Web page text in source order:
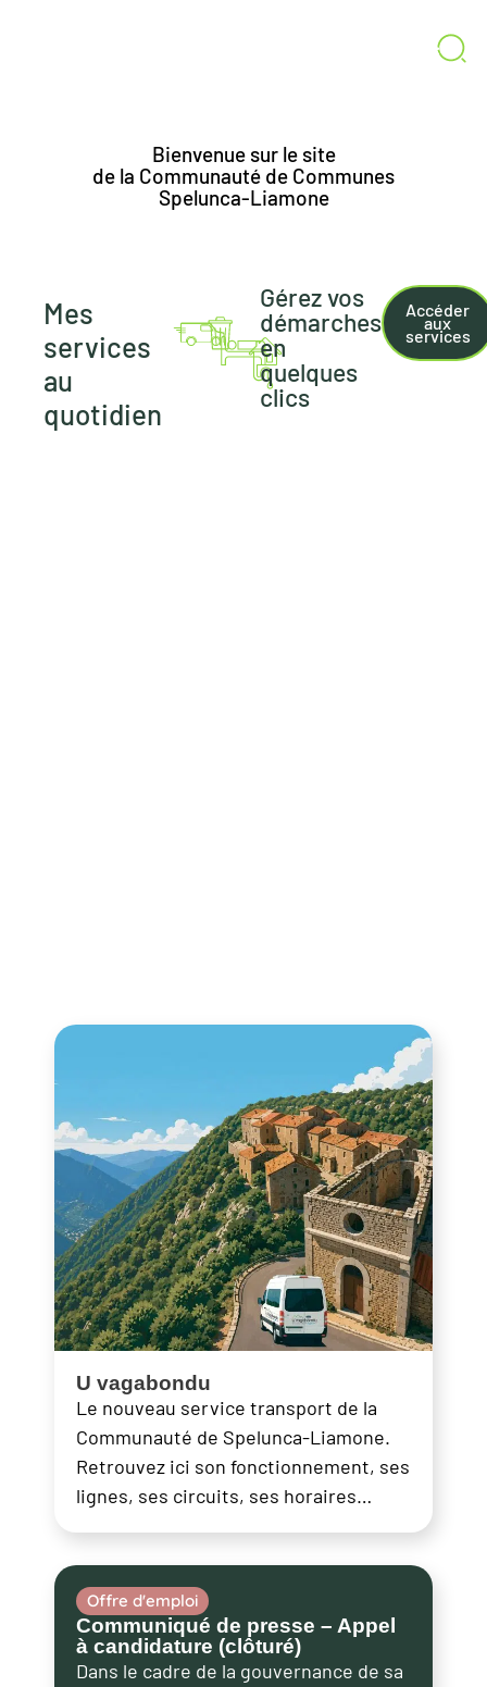
Bienvenue sur le site
de la Communauté de Communes
Spelunca-Liamone
Mes
services
au
quotidien
Transport
Déchets
Taxe
de
séjour
Traitement
eaux
usées
Gérez vos
démarches
en
quelques
clics
Accéder
aux
services
U vagabondu
Le nouveau service transport de la
Communauté de Spelunca-Liamone.
Retrouvez ici son fonctionnement, ses
lignes, ses circuits, ses horaires…
Offre d'emploi
Communiqué de presse – Appel
à candidature (clôturé)
Dans le cadre de la gouvernance de sa